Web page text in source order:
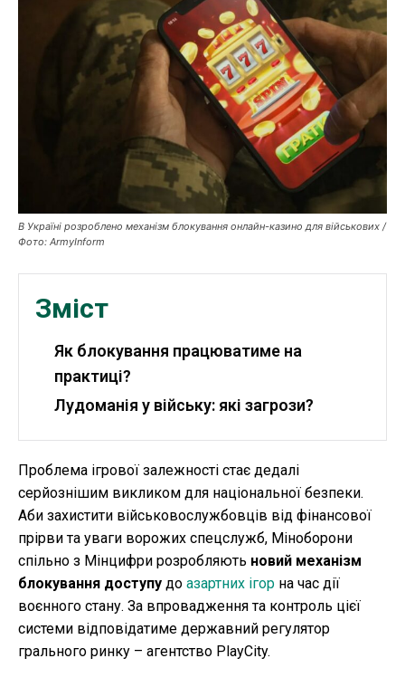
Робота і освіта
Публікації
ФОП
Курс валют
Ми в соц. мережах
В Україні розроблено механізм блокування онлайн-казино для військових /
Фото: АrmyІnform
Зміст
Як блокування працюватиме на
практиці?
Лудоманія у війську: які загрози?
Проблема ігрової залежності стає дедалі
серйознішим викликом для національної безпеки.
Аби захистити військовослужбовців від фінансової
прірви та уваги ворожих спецслужб, Міноборони
спільно з Мінцифри розробляють новий механізм
блокування доступу до азартних ігор на час дії
воєнного стану. За впровадження та контроль цієї
системи відповідатиме державний регулятор
грального ринку – агентство PlayCity.